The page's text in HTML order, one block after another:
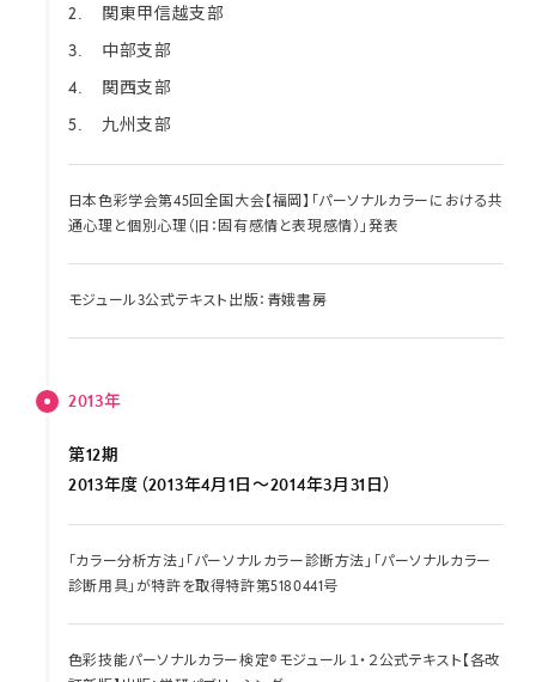
関東甲信越支部
中部支部
関西支部
九州支部
日本色彩学会第45回全国大会【福岡】「パーソナルカラーにおける共
通心理と個別心理（旧：固有感情と表現感情）」発表
モジュール3公式テキスト出版：青娥書房
2013年
第12期
2013年度（2013年4月1日～2014年3月31日）
「カラー分析方法」「パーソナルカラー診断方法」「パーソナルカラー
診断用具」が特許を取得特許第5180441号
色彩技能パーソナルカラー検定®モジュール１・２公式テキスト【各改